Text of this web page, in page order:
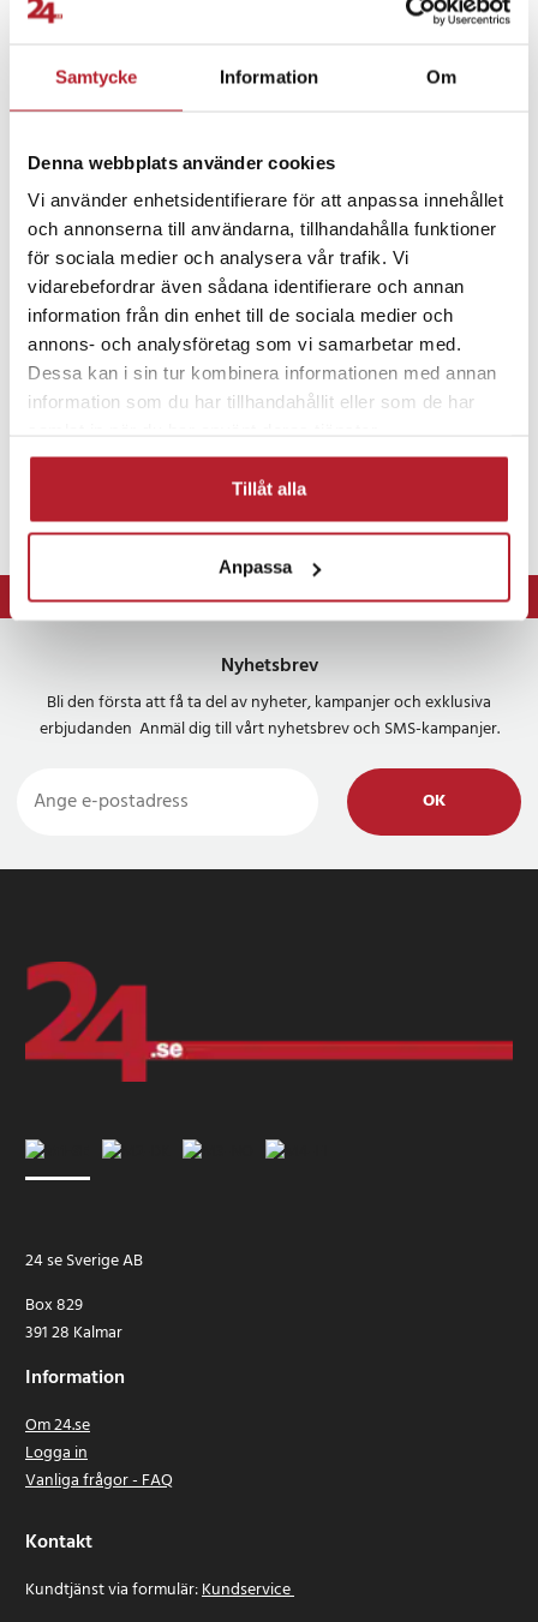
Samtycke Information Om
Denna webbplats använder cookies
Vi använder enhetsidentifierare för att anpassa innehållet
och annonserna till användarna, tillhandahålla funktioner
för sociala medier och analysera vår trafik. Vi
vidarebefordrar även sådana identifierare och annan
information från din enhet till de sociala medier och
annons- och analysföretag som vi samarbetar med.
Dessa kan i sin tur kombinera informationen med annan
information som du har tillhandahållit eller som de har
Tillåt alla
Anpassa
⭐ Leverans 1-2 dagar
⭐ 365 dagars öppet köp
Nyhetsbrev
Bli den första att få ta del av nyheter, kampanjer och exklusiva
erbjudanden Anmäl dig till vårt nyhetsbrev och SMS-kampanjer.
OK
24 se Sverige AB
Box 829
391 28 Kalmar
Information
Om 24.se
Logga in
Vanliga frågor - FAQ
Kontakt
Kundtjänst via formulär:Kundservice